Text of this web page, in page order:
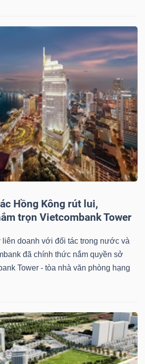
Hồng Kông rút lui,
trọn Vietcombank Tower
liên doanh với đối tác trong nước và
đã chính thức nắm quyền sở
Tower - tòa nhà văn phòng hạng